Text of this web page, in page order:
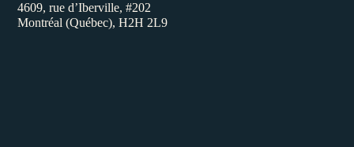
4609, rue d’Iberville, #202
Montréal (Québec), H2H 2L9